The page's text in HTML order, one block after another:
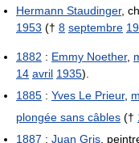
Hermann Staudinger,
1953 († 8 septembre
1882 : Emmy Noether,
14 avril 1935).
1885 : Yves Le Prieur,
plongée sans câbles (†
1887 : Juan Gris ,